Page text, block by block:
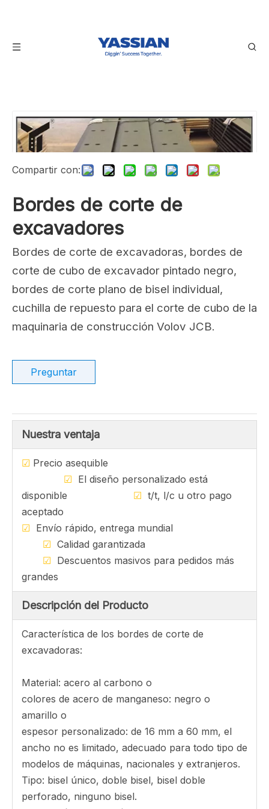
Bordes de corte de
Bordes de corte de excavadoras, bordes de
corte de cubo de excavador pintado negro,
bordes de corte plano de bisel individual,
cuchilla de repuesto para el corte de cubo de la
maquinaria de construcción Volov JCB.
Preguntar
Nuestra ventaja
☑Precio asequible
☑El diseño personalizado está
aceptado
☑Envío rápido, entrega mundial
☑ Calidad garantizada
☑Descuentos masivos para pedidos más
grandes
Descripción del Producto
Característica de los bordes de corte de